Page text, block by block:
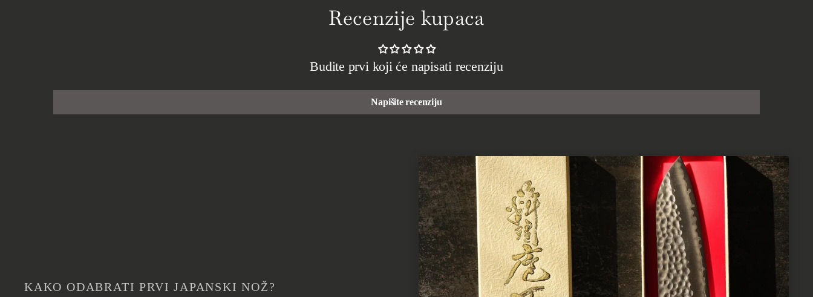
Recenzije kupaca
Budite prvi koji će napisati recenziju
Napišite recenziju
KAKO ODABRATI PRVI JAPANSKI NOŽ?